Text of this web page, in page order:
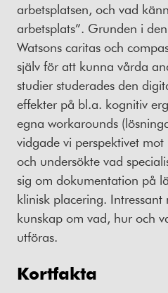
arbetsplatsen, och vad
arbetsplats”. Grunden i
Watsons caritas och
själv för att kunna vårda
studier studerades den
effekter på bl.a. kognitiv
egna workarounds
vidgade vi perspektivet
och undersökte vad
sig om dokumentation på
klinisk placering.
kunskap om vad, hur och
utföras.
Kortfakta